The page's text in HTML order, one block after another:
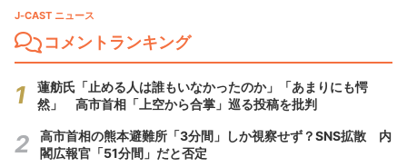
J-CAST ニュース
コメントランキング
蓮舫氏「止める人は誰もいなかったのか」「あまりにも愕
然」 高市首相「上空から合掌」巡る投稿を批判
高市首相の熊本避難所「3分間」しか視察せず？SNS拡散 内
閣広報官「51分間」だと否定